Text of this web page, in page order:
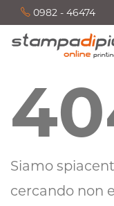
0982 - 46474
Siamo
cercando non